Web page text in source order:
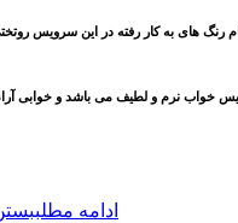
رنگ های به کار رفته در این سرویس
های این سرویس خواب نرم و لطیف می باشد و
ادامه مطلب